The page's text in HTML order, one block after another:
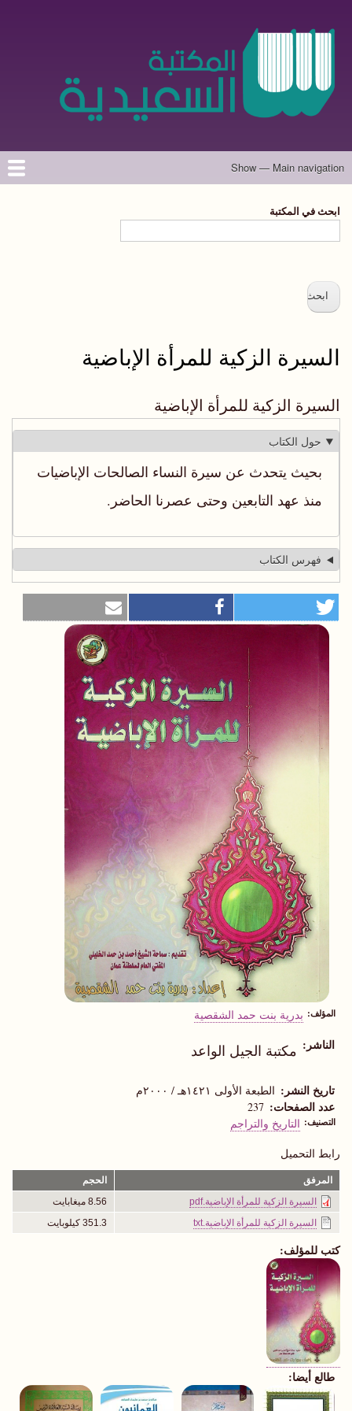
الرئيسي
Main
Show — Main navigation
الرئيسية
المؤلفون
تواصل معنا
حول الموقع
ابحث في المكتبة
السيرة الزكية للمرأة الإباضية
السيرة الزكية للمرأة الإباضية
حول الكتاب
بحيث يتحدث عن سيرة النساء الصالحات الإباضيات
منذ عهد التابعين وحتى عصرنا الحاضر.
فهرس الكتاب
المؤلف بدرية بنت حمد الشقصية
الناشر مكتبة الجيل الواعد
تاريخ النشر الطبعة الأولى ١٤٢١هـ / ٢٠٠٠م
عدد الصفحات 237
التصنيف التاريخ والتراجم
رابط التحميل
المرفق
الحجم
السيرة الزكية للمرأة الإباضية.pdf
8.56 ميغابايت
السيرة الزكية للمرأة الإباضية.txt
351.3 كيلوبايت
كتب للمؤلف:
طالع أيضا